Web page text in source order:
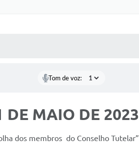
Tom de voz:
DE MAIO DE 2023
dos membros do Conselho Tutelar”